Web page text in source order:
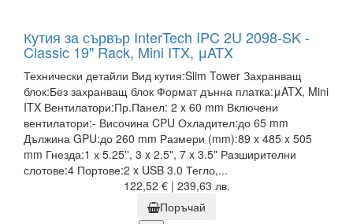
Кутия за сървър InterTech IPC 2U 2098-SK -
Classic 19" Rack, Mini ITX, μATX
Технически детайли Вид кутия:Slim Tower Захранващ
блок:Без захранващ блок Формат дънна платка:μATX, Mini
ITX Вентилатори:Пр.Панел: 2 x 60 mm Включени
вентилатори:- Височина CPU Охладител:до 65 mm
Дължина GPU:до 260 mm Размери (mm):89 x 485 x 505
mm Гнезда:1 х 5.25'', 3 x 2.5", 7 x 3.5" Разширителни
слотове:4 Портове:2 x USB 3.0 Тегло,...
122,52 € | 239,63 лв.
Поръчай